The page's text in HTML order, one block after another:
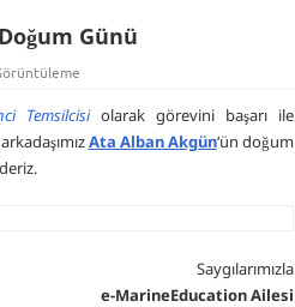
ile Denizcilik
Eğitimi ve Meslek
Günü
Temsilcisiolarak görevini başarı ile
Ata Alban Akgün‘ün doğum
Saygılarımızla
e-MarineEducation Ailesi